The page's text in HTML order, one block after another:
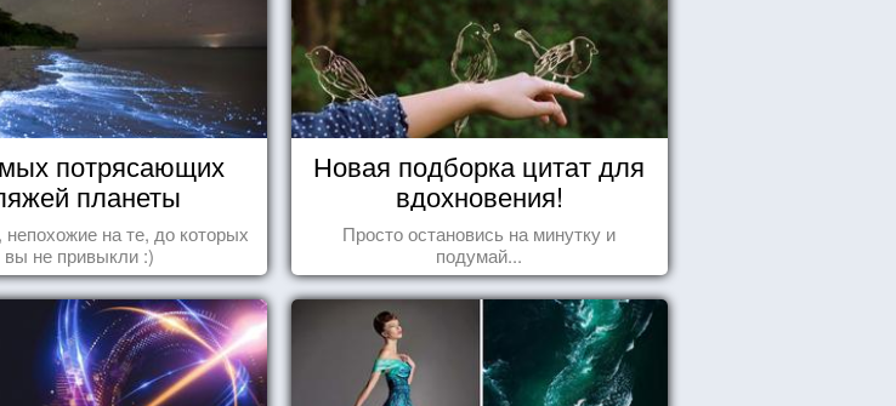
потрясающих
планеты
на те, до которых
вы не привыкли :)
Новая подборка цитат для
вдохновения!
Просто остановись на минутку и
подумай...